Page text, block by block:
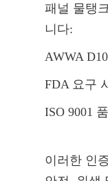
패널 물탱
니다:
AWWA
FDA 요구
ISO 9001
이러한 인